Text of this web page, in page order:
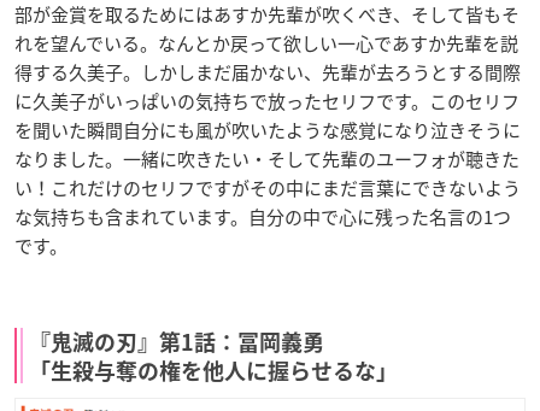
部が金賞を取るためにはあすか先輩が吹くべき、そして皆もそ
れを望んでいる。なんとか戻って欲しい一心であすか先輩を説
得する久美子。しかしまだ届かない、先輩が去ろうとする間際
に久美子がいっぱいの気持ちで放ったセリフです。このセリフ
を聞いた瞬間自分にも風が吹いたような感覚になり泣きそうに
なりました。一緒に吹きたい・そして先輩のユーフォが聴きた
い！これだけのセリフですがその中にまだ言葉にできないよう
な気持ちも含まれています。自分の中で心に残った名言の1つ
です。
『鬼滅の刃』第1話：冨岡義勇
「生殺与奪の権を他人に握らせるな」